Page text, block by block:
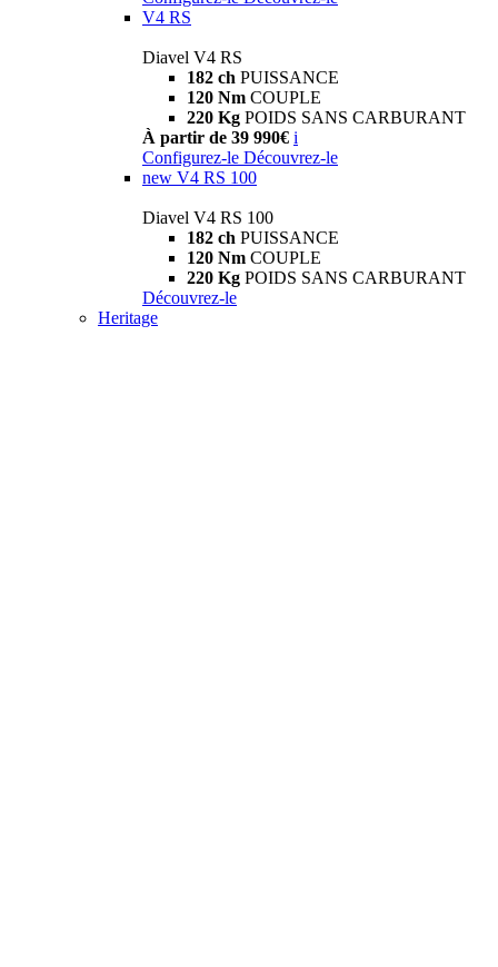
V4 RS
Diavel V4 RS
182 ch PUISSANCE
120 Nm COUPLE
220 Kg POIDS SANS CARBURANT
À partir de 39 990€ i
Configurez-le Découvrez-le
new V4 RS 100
Diavel V4 RS 100
182 ch PUISSANCE
120 Nm COUPLE
220 Kg POIDS SANS CARBURANT
Découvrez-le
Heritage